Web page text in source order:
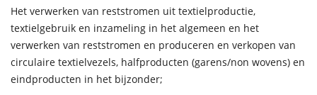
Het verwerken van reststromen uit textielproductie,
textielgebruik en inzameling in het algemeen en het
verwerken van reststromen en produceren en verkopen van
circulaire textielvezels, halfproducten (garens/non wovens) en
eindproducten in het bijzonder;